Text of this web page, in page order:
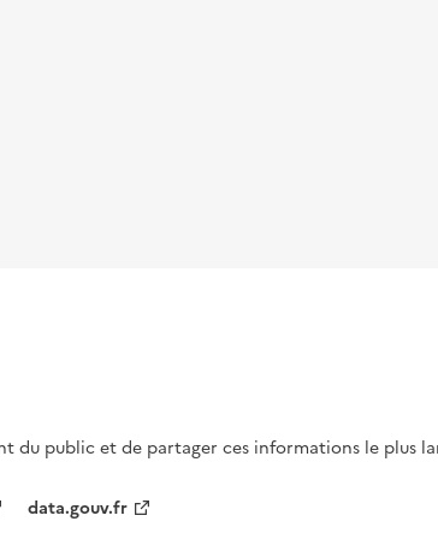
du public et de partager ces informations le plus
data.gouv.fr